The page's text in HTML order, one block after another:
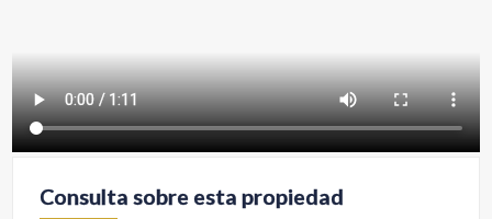
Consulta sobre esta propiedad